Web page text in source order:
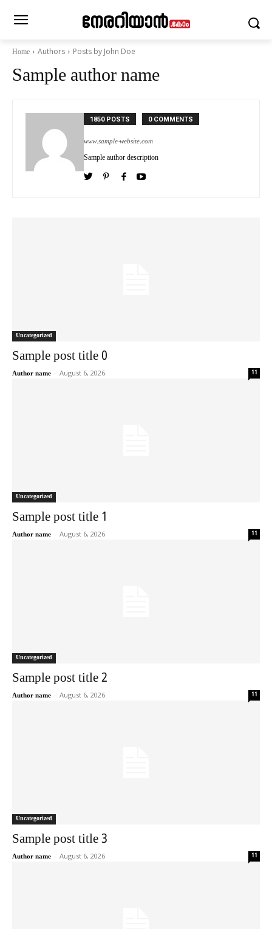
Home Authors Posts by John Doe
Sample author name
1850 POSTS 0 COMMENTS
www.sample-website.com
Sample author description
Uncategorized
Sample post title 0
Author name - August 6, 2026 11
Uncategorized
Sample post title 1
Author name - August 6, 2026 11
Uncategorized
Sample post title 2
Author name - August 6, 2026 11
Uncategorized
Sample post title 3
Author name - August 6, 2026 11